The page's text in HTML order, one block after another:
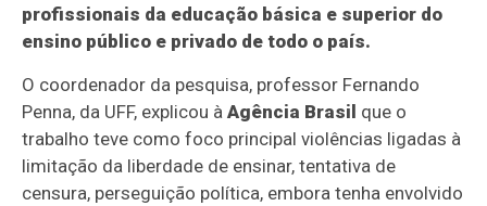
profissionais da educação básica e superior do
ensino público e privado de todo o país.
O coordenador da pesquisa, professor Fernando
Penna, da UFF, explicou àAgência Brasil que o
trabalho teve como foco principal violências ligadas à
limitação da liberdade de ensinar, tentativa de
censura, perseguição política, embora tenha envolvido